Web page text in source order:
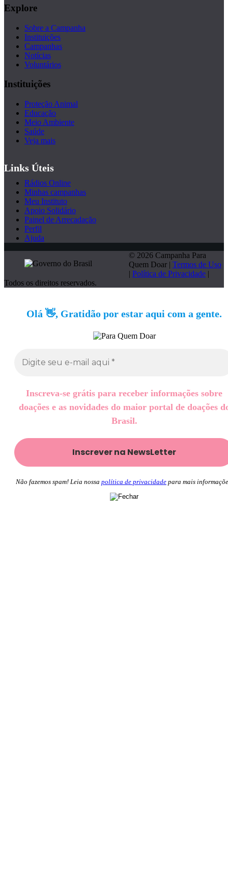
Explore
Sobre a Campanha
Instituições
Campanhas
Notícias
Voluntários
Instituições
Proteção Animal
Educação
Meio Ambiente
Saúde
Veja mais
Links Úteis
Rádios Online
Minhas campanhas
Meu Instituto
Apoio Solidário
Painel de Arrecadação
Perfil
Ajuda
© 2026 Campanha Para
Quem Doar | Termos de Uso
| Política de Privacidade |
Todos os direitos reservados.
Olá 👋, Gratidão por estar aqui com a gente.
Inscreva-se grátis para receber informações sobre
doações e as novidades do maior portal de doações
Brasil.
Não fazemos spam! Leia nossa política de privacidade para mais